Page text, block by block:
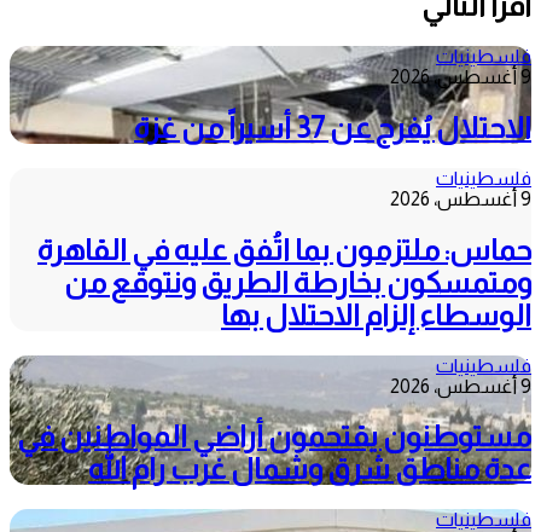
فلسطينيات
9 أغسطس، 2026
الاحتلال يُفرج عن 37 أسيراً من غزة
فلسطينيات
9 أغسطس، 2026
حماس: ملتزمون بما اتُفق عليه في القاهرة
ومتمسكون بخارطة الطريق ونتوقع من
الوسطاء إلزام الاحتلال بها
فلسطينيات
9 أغسطس، 2026
مستوطنون يقتحمون أراضي المواطنين في
عدة مناطق شرق وشمال غرب رام الله
فلسطينيات